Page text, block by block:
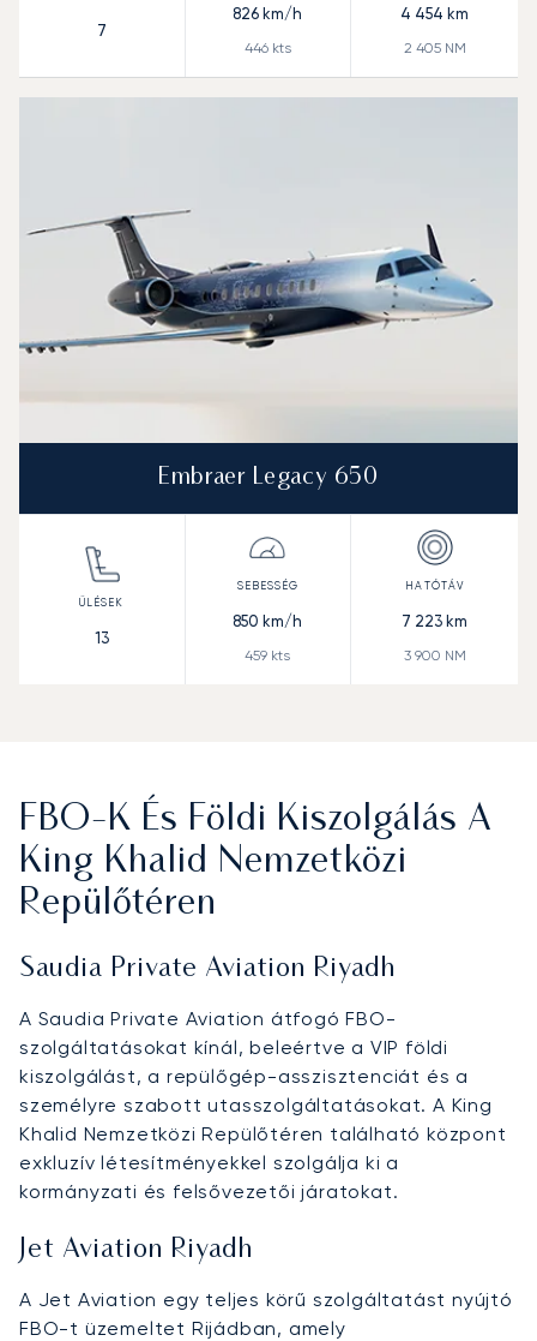
7
826 km/h
446kts
4 454 km
2 405NM
Embraer Legacy 650
13
850 km/h
459 kts
7 223 km
3 900 NM
FBO-K És Földi Kiszolgálás A
King Khalid Nemzetközi
Repülőtéren
Saudia Private Aviation Riyadh
A Saudia Private Aviation átfogó FBO-
szolgáltatásokat kínál, beleértve a VIP földi
kiszolgálást, a repülőgép-asszisztenciát és a
személyre szabott utasszolgáltatásokat. A King
Khalid Nemzetközi Repülőtéren található központ
exkluzív létesítményekkel szolgálja ki a
kormányzati és felsővezetői járatokat.
Jet Aviation Riyadh
A Jet Aviation egy teljes körű szolgáltatást nyújtó
FBO-t üzemeltet Rijádban, amely